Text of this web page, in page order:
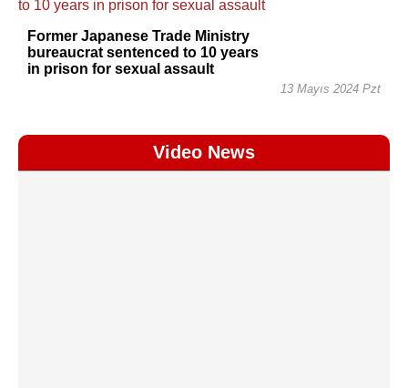
Former Japanese Trade Ministry
bureaucrat sentenced to 10 years
in prison for sexual assault
13 Mayıs 2024 Pzt
Video News